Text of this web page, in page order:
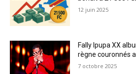
12 juin 2025
Fally Ipupa XX
règne couronnés
7 octobre 2025